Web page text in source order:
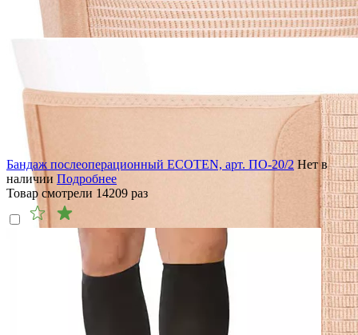
Бандаж послеоперационный ECOTEN, арт. ПО-20/2 Нет в
наличии Подробнее
Товар смотрели 14209 раз